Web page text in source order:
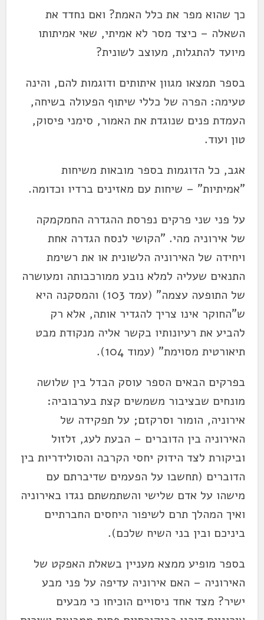
כך שהוא מפר את כלל האמת? ואם נחדד את
השאלה – כיצד מסר לא אמיתי, שאי אמיתותו
מיועד להתגלות, מעוצב לשונית?
בספר תמצאו מגוון איתותים ודוגמות להם, והינה
טעימה: הפרה של כללי שיתוף הפעולה בשיחה,
העמדת פנים שנוגדת את האמור, סימני פיסוק,
טון ועוד.
אגב, כל הדוגמות בספר מובאות משיחות
"אמיתיות" – שיחות עם מאזינים ברדיו וכדומה.
על פני שני פרקים נפרסת ההגדרה החמקמקה
של אירוניה מהי. "הקושי לנסח הגדרה אחת
ויחידה של האירוניה הלשונית או את רשימת
התנאים שעליה למלא נובע ממורכבותה ומעושרה
של התופעה עצמה" (עמד 103) והמסקנה היא
ש"החוקר אינו צריך להגדיר אותה, אלא רק
להביע את רעיונותיו בקשר אליה מנקודת מבט
תיאורטית מסוימת" (עמוד 104).
בפרקים הבאים הספר עוסק הבדל בין שלושה
מונחים שבציבור משמשים קצת בערבוביה:
אירוניה, הומור וסרקזם; על תפקידה של
האירוניה בין הדוברים – הבעת לעג, זלזול
וביקורת לצד הידוק יחסי הקרבה והסולידריות בין
הדוברים (תחשבו על הפעמים שדיברתם עם
מישהו על אדם שלישי והשתמשתם נגדו באירוניה
ואיך המהלך תרם לשיפור היחסים החברתיים
ביניכם ובין בני השיח שלכם).
בספר מופיע ממצא מעניין בשאלת האפקט של
האירוניה – האם אירוניה עדיפה על פני מבע
ישיר? מצד אחד ניסויים הוכיחו כי מבעים